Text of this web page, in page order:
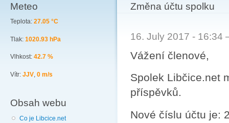
Meteo
Teplota: 27.05 °C
Tlak: 1020.93 hPa
Vlhkost: 42.7 %
Vítr: JJV, 0 m/s
Obsah webu
Co je Libcice.net
You are here
Změna účtu spolku
16. July 2017 -
Vážení členové,
Spolek Libčice.net
příspěvků.
Nové číslu účtu je: